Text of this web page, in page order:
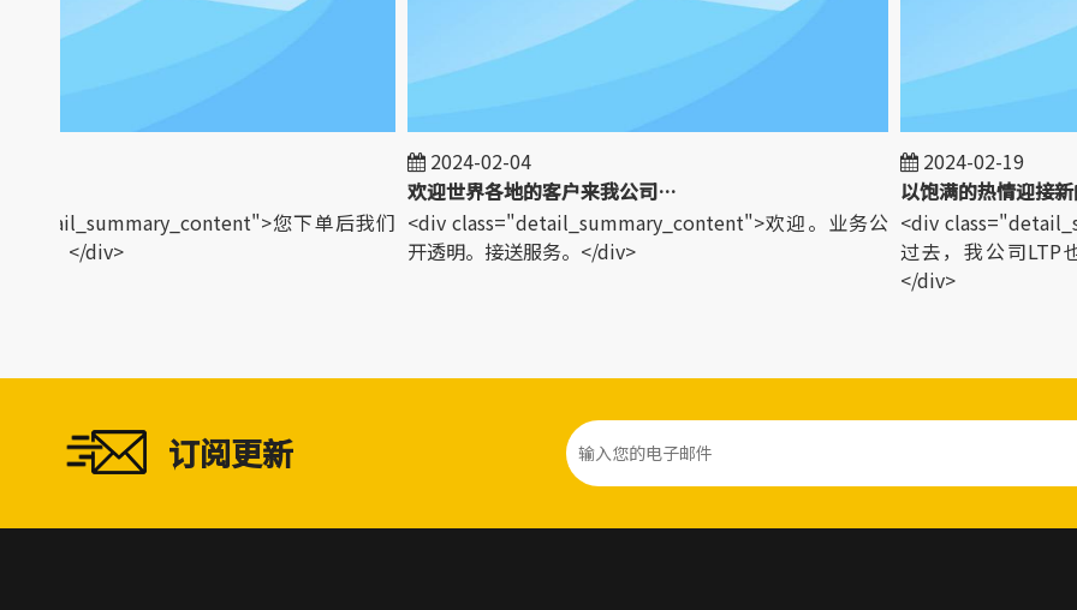
您下单后我们
货。</div>
2024-02-04
欢迎世界各地的客户来我公司参观！
<div class="detail_summary_content">欢迎。业务公
开透明。接送服务。</div>
2024-02-19
以饱满的热情迎接新
<div
过去，我公司LTP
</div>
订阅更新